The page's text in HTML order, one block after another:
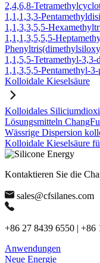
2,4,6,8-
1,1,1,3,3-
1,1,3,3,5,5-
1,1,1,3,5,5,5-
1,1,5,5-Tetramethyl-
1,1,3,5,5-Pentamethyl-
Kolloidale Kieselsäure
Kolloidales
Lösungsmitteln
Wässrige Dispersion
Kolloidale Kieselsäure
Kontaktieren Sie die
sales@cfsilanes.com
+86 27 8439 6550 | +86
Anwendungen
Neue Energie